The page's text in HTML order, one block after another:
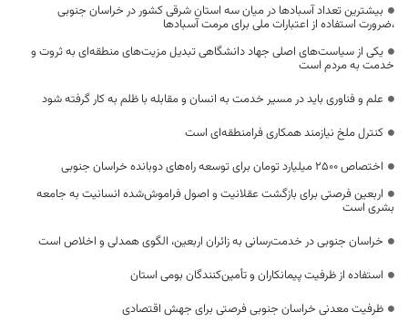
بیشترین تعداد آسبادها در میان سه استان شرقی کشور در خراسان جنوبی
،ضرورت استفاده از اعتبارات ملی برای مرمت آسبادها
یکی از سیاست‌های اصلی جهاد دانشگاهی تبدیل مزیت‌های منطقه‌ای به ثروت و
خدمت به مردم است
علم و فناوری باید در مسیر خدمت به انسان و مقابله با ظلم به کار گرفته شود
کنترل ملخ نیازمند همکاری فرامنطقه‌ای است
اختصاص 2500 میلیارد تومان برای توسعه راه‌های دوبانده خراسان جنوبی
اربعین فرصتی برای بازگشت عقلانیت و اصول فراموش‌شده انسانیت به جامعه
بشری است
خراسان جنوبی در خدمت‌رسانی به زائران اربعین، الگوی همدلی و اخلاص است
استفاده از ظرفیت پیمانکاران و تأمین‌کنندگان بومی استان
ظرفیت معدنی خراسان جنوبی فرصتی برای جهش اقتصادی